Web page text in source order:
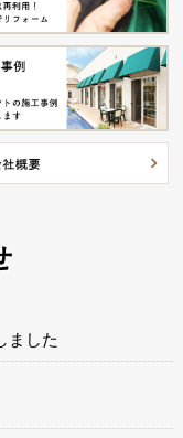
ました